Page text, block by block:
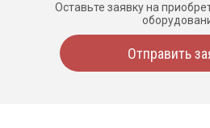
Оставьте заявку на
Отправить